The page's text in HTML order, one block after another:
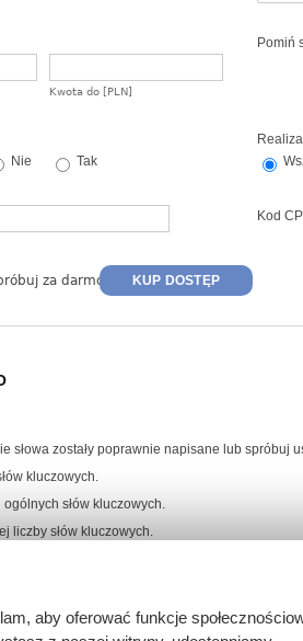
Kwota do [PLN]
Pomiń
Nie Tak
Kod
za darmo KUP DOSTĘP
słowa zostały poprawnie napisane lub spróbuj
kluczowych.
słów kluczowych.
liczby słów kluczowych.
aby oferować funkcje